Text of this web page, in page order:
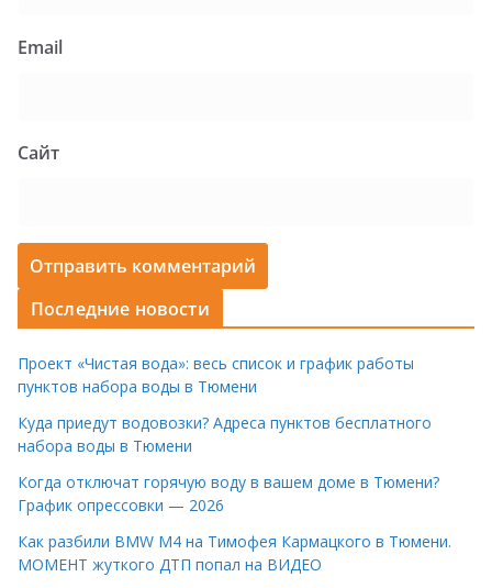
Email
Сайт
Последние новости
Проект «Чистая вода»: весь список и график работы
пунктов набора воды в Тюмени
Куда приедут водовозки? Адреса пунктов бесплатного
набора воды в Тюмени
Когда отключат горячую воду в вашем доме в Тюмени?
График опрессовки — 2026
Как разбили BMW M4 на Тимофея Кармацкого в Тюмени.
МОМЕНТ жуткого ДТП попал на ВИДЕО